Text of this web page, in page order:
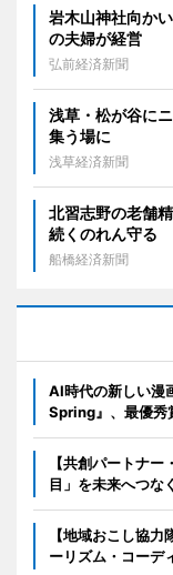
岩木山神社向か
の夫婦が経営
弘前経済新聞
浅草・松が谷に
集う場に
浅草経済新聞
北習志野の老舗
続くのれん守る
船橋経済新聞
AI時代の新しい漫
Spring』、最優秀
【共創パートナ
目」を未来へつな
【地域おこし協
ーリズム・コーデ